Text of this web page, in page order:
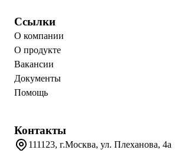
Ссылки
О компании
О продукте
Вакансии
Документы
Помощь
Контакты
111123, г.Москва, ул. Плеханова, 4а